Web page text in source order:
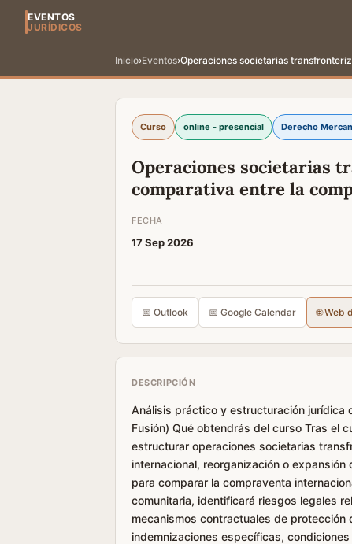
EVENTOS
JURÍDICOS
Inicio›Eventos›Operaciones societarias
Curso online - presencial Derecho
Operaciones societarias
comparativa entre la
FECHA
17 Sep 2026
📅 Outlook 📅 Google Calendar 🌐 Web
DESCRIPCIÓN
Análisis práctico y estructuración jurídica
Fusión) Qué obtendrás del curso Tras el
estructurar operaciones societarias
internacional, reorganización o
para comparar la compraventa
comunitaria, identificará riesgos legales
mecanismos contractuales de protección
indemnizaciones específicas,